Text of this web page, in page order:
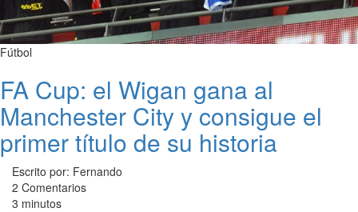
Fútbol
FA Cup: el Wigan gana al
Manchester City y consigue el
primer título de su historia
Escrito por: Fernando
2 Comentarios
3 minutos